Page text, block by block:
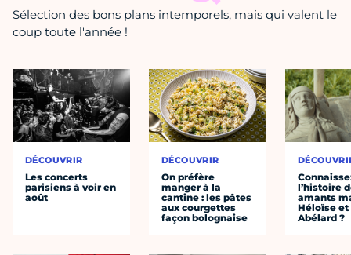
Sélection des bons plans intemporels, mais qui valent le
coup toute l'année !
DÉCOUVRIR
Les concerts
parisiens à voir en
août
DÉCOUVRIR
On préfère
manger à la
cantine : les pâtes
aux courgettes
façon bolognaise
l’histoire
amants
Héloïse et
Abélard ?